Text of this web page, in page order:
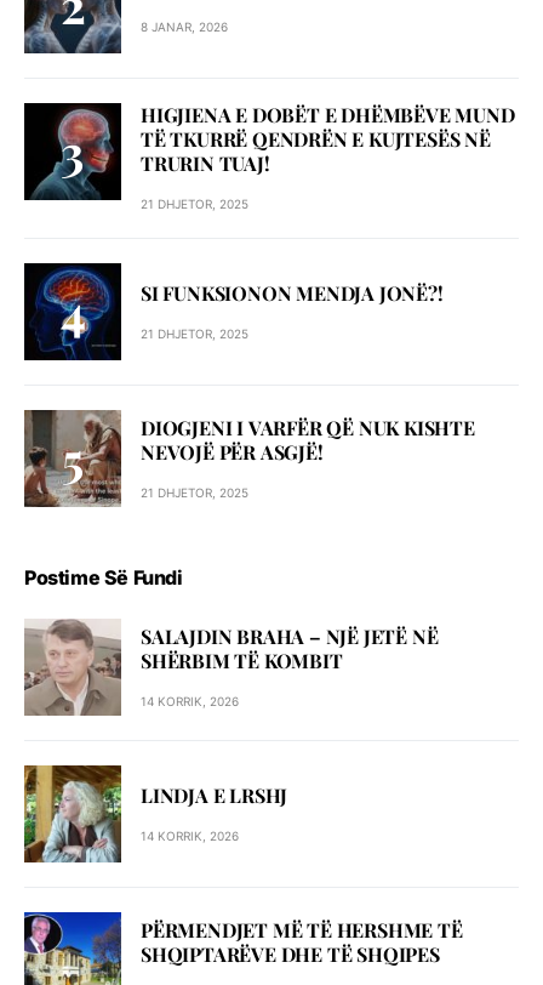
8 JANAR, 2026
HIGJIENA E DOBËT E DHËMBËVE MUND
TË TKURRË QENDRËN E KUJTESËS NË
TRURIN TUAJ!
21 DHJETOR, 2025
SI FUNKSIONON MENDJA JONË?!
21 DHJETOR, 2025
DIOGJENI I VARFËR QË NUK KISHTE
NEVOJË PËR ASGJË!
21 DHJETOR, 2025
Postime Së Fundi
SALAJDIN BRAHA – NJЁ JETЁ NЁ
SHЁRBIM TЁ KOMBIT
14 KORRIK, 2026
LINDJA E LRSHJ
14 KORRIK, 2026
PËRMENDJET MË TË HERSHME TË
SHQIPTARËVE DHE TË SHQIPES